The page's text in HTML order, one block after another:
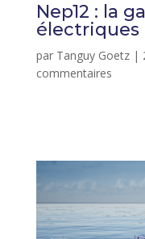
Nep12 : la
électriques
par Tanguy Goetz|
commentaires